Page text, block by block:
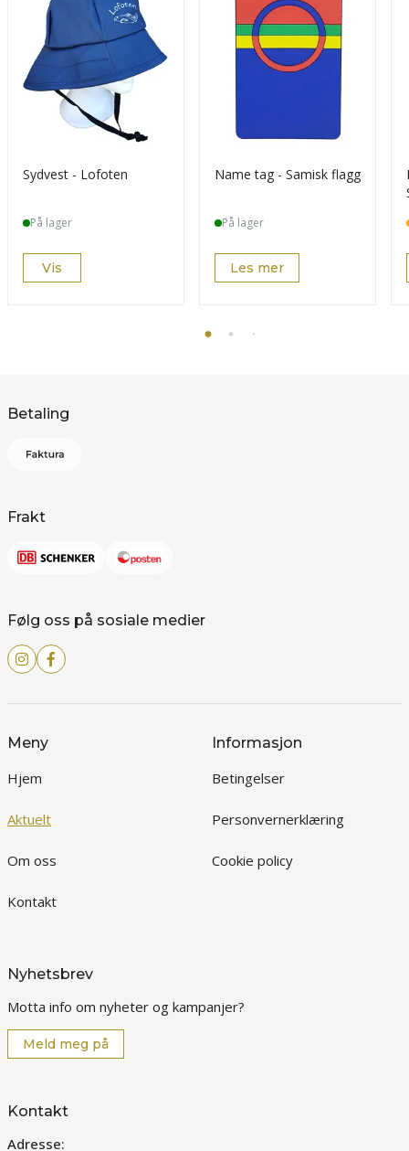
Sydvest - Lofoten
På lager
Vis
Name tag - Samisk flagg
På lager
Les mer
Betaling
Frakt
Følg oss på sosiale medier
Meny
Hjem
Aktuelt
Om oss
Kontakt
Informasjon
Betingelser
Personvernerklæring
Cookie policy
Nyhetsbrev
Motta info om nyheter og kampanjer?
Meld meg på
Kontakt
Adresse: